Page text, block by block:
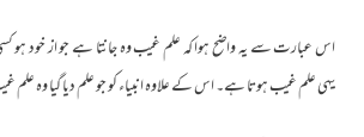
اس عبارت سے یہ واضح ہوا کہ علم غیب وہ جانتا ہے جو از خود
یہی علم غیب ہوتا ہے۔ اس کے علاوہ انبیاء کو جو علم دیا گیا وہ علم